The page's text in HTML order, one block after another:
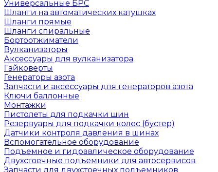
Универсальные БРС
Шланги на автоматических катушках
Шланги прямые
Шланги спиральные
Бортоотжиматели
Вулканизаторы
Аксессуары для вулканизатора
Гайковерты
Генераторы азота
Запчасти и аксессуары для генераторов азота
Ключи баллонные
Монтажки
Пистолеты для подкачки шин
Резервуары для подкачки колес (бустер)
Датчики контроля давления в шинах
Вспомогательное оборудование
Подъемное и гидравлическое оборудование
Двухстоечные подъемники для автосервисов
Запчасти для двухстоечных подъемников